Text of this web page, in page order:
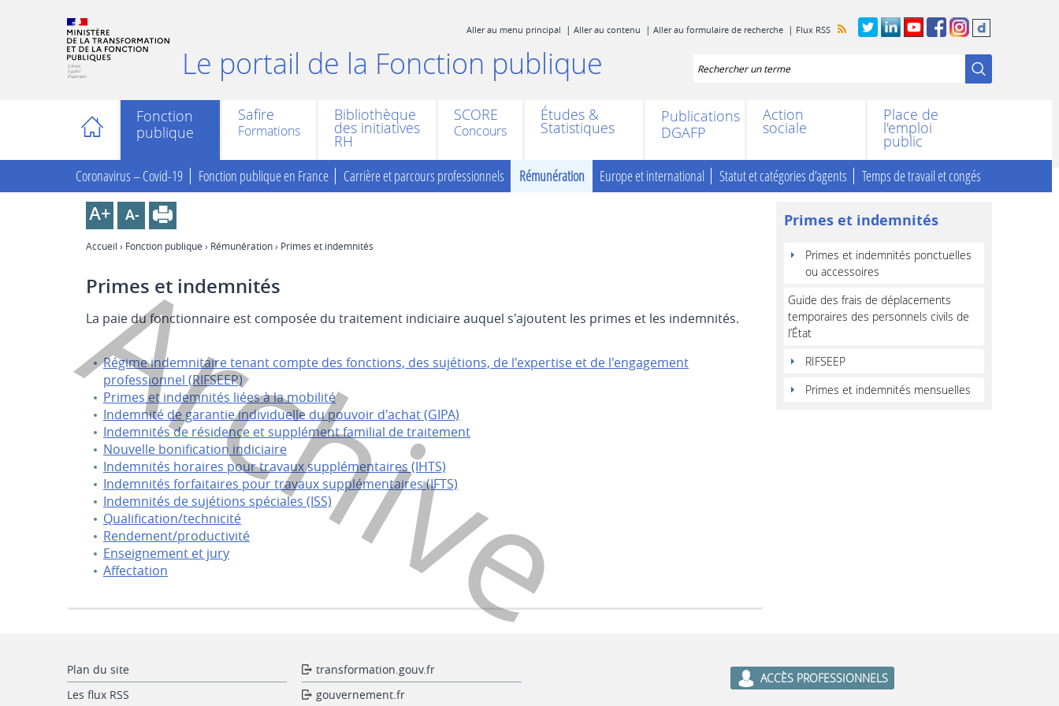
Aller au menu principal Aller au contenu Aller au formulaire de recherche Flux RSS
Le portail de la Fonction publique Rechercher
Fonction
publique
Coronavirus – Covid-19 Fonction publique en France Carrière et parcours professionnels Rémunération Europe et international Statut et catégories d’agents Temps de travail et congés
Safire Bibliothèque
des initiatives
RH
SCORE Études &
Statistiques
Publications
DGAFP
Action
sociale
Place de
l'emploi
public
Archive
Accueil › Fonction publique › Rémunération› Primes et indemnités
Primes et indemnités
La paie du fonctionnaire est composée du traitement indiciaire auquel s'ajoutent les primes et les indemnités.
Régime indemnitaire tenant compte des fonctions, des sujétions, de l'expertise et de l'engagement
professionnel (RIFSEEP)
Primes et indemnités liées à la mobilité
Indemnité de garantie individuelle du pouvoir d'achat (GIPA)
Indemnités de résidence et supplément familial de traitement
Nouvelle bonification indiciaire
Indemnités horaires pour travaux supplémentaires (IHTS)
Indemnités forfaitaires pour travaux supplémentaires (IFTS)
Indemnités de sujétions spéciales (ISS)
Qualification/technicité
Rendement/productivité
Enseignement et jury
Affectation
Primes et indemnités
Primes et indemnités ponctuelles
ou accessoires
Guide des frais de déplacements
temporaires des personnels civils de
l’État
RIFSEEP
Primes et indemnités mensuelles
Plan du site
Les flux RSS
transformation.gouv.fr
gouvernement.fr
ACCÈS PROFESSIONNELS